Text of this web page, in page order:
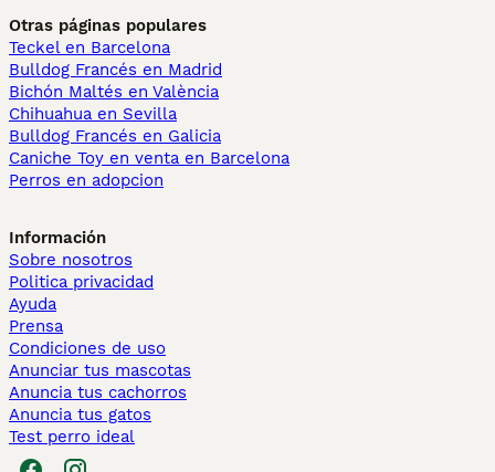
Otras páginas populares
Teckel en Barcelona
Bulldog Francés en Madrid
Bichón Maltés en València
Chihuahua en Sevilla
Bulldog Francés en Galicia
Caniche Toy en venta en Barcelona
Perros en adopcion
Información
Sobre nosotros
Politica privacidad
Ayuda
Prensa
Condiciones de uso
Anunciar tus mascotas
Anuncia tus cachorros
Anuncia tus gatos
Test perro ideal